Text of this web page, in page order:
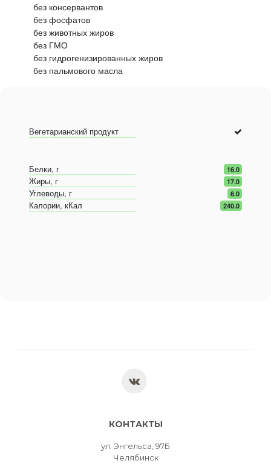
без консервантов
без фосфатов
без животных жиров
без ГМО
без гидрогенизированных жиров
без пальмового масла
Вегетарианский продукт
Белки, г 16.0
Жиры, г 17.0
Углеводы, г 6.0
Калории, кКал 240.0
КОНТАКТЫ
ул. Энгельса, 97Б
Челябинск